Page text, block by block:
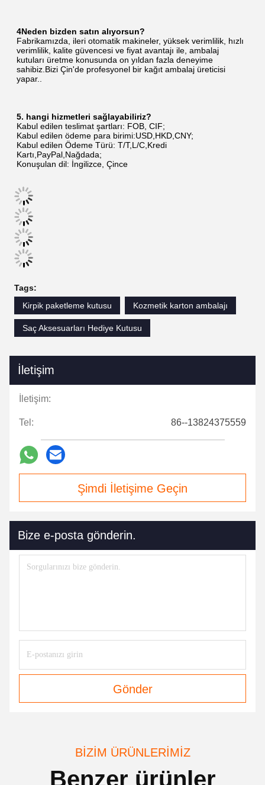
4Neden bizden satın alıyorsun?
Fabrikamızda, ileri otomatik makineler, yüksek verimlilik, hızlı
verimlilik, kalite güvencesi ve fiyat avantajı ile, ambalaj
kutuları üretme konusunda on yıldan fazla deneyime
sahibiz.Bizi Çin'de profesyonel bir kağıt ambalaj üreticisi
yapar..
5. hangi hizmetleri sağlayabiliriz?
Kabul edilen teslimat şartları: FOB, CIF;
Kabul edilen ödeme para birimi:USD,HKD,CNY;
Kabul edilen Ödeme Türü: T/T,L/C,Kredi
Kartı,PayPal,Nağdada;
Konuşulan dil: İngilizce, Çince
Tags:
Kirpik paketleme kutusu
Kozmetik karton ambalajı
Saç Aksesuarları Hediye Kutusu
İletişim
İletişim:
Tel: 86--13824375559
Şimdi İletişime Geçin
Bize e-posta gönderin.
Gönder
BIZIM ÜRÜNLERIMIZ
Benzer ürünler